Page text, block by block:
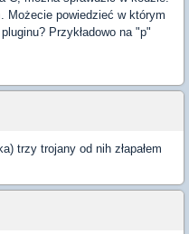
Możecie powiedzieć w którym
Przykładowo na "p"
trzy trojany od nih złapałem